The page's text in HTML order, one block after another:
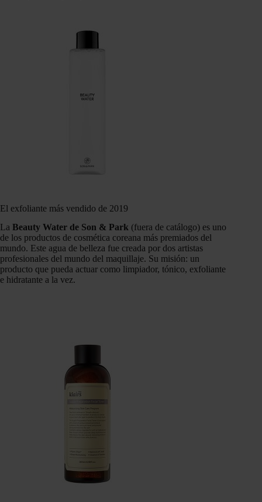
El exfoliante más vendido de 2019
La Beauty Water de Son & Park (fuera de catálogo) es uno
de los productos de cosmética coreana más premiados del
mundo. Este agua de belleza fue creada por dos artistas
profesionales del mundo del maquillaje. Su misión: un
producto que pueda actuar como limpiador, tónico, exfoliante
e hidratante a la vez.